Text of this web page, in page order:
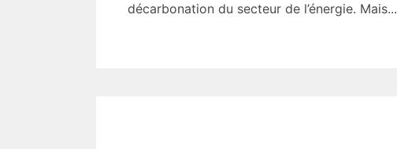
décarbonation du secteur de l’énergie. Mais...